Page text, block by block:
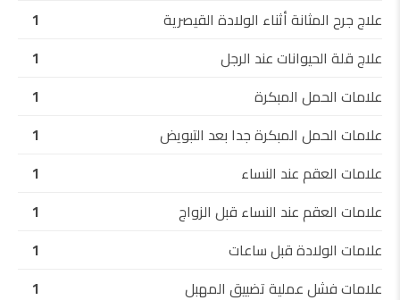
علاج جرح المثانة أثناء الولادة القيصرية
1
علاج قلة الحيوانات عند الرجل
1
علامات الحمل المبكرة
1
علامات الحمل المبكرة جدا بعد التبويض
1
علامات العقم عند النساء
1
علامات العقم عند النساء قبل الزواج
1
علامات الولادة قبل ساعات
1
علامات فشل عملية تضييق المهبل
1